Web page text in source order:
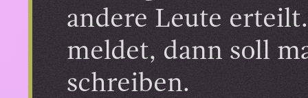
andere Leute
meldet, dann soll
schreiben.